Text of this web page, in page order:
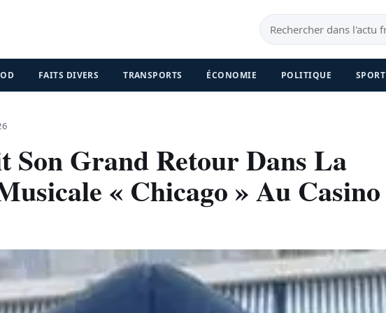
FAITS DIVERS TRANSPORTS ÉCONOMIE POLITIQUE SPORT
Son Grand Retour Dans La
« Chicago » Au Casino